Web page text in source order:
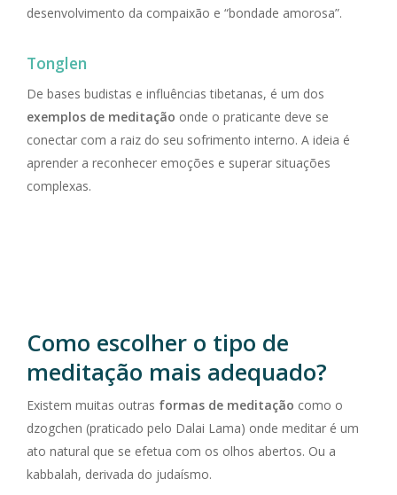
desenvolvimento da compaixão e “bondade amorosa”.
Tonglen
De bases budistas e influências tibetanas, é um dos
exemplos de meditação onde o praticante deve se
conectar com a raiz do seu sofrimento interno. A ideia é
aprender a reconhecer emoções e superar situações
complexas.
Como escolher o tipo de
meditação mais adequado?
Existem muitas outras formas de meditação como o
dzogchen (praticado pelo Dalai Lama) onde meditar é um
ato natural que se efetua com os olhos abertos. Ou a
kabbalah, derivada do judaísmo.